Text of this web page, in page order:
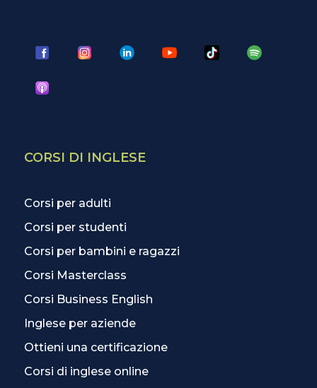
CORSI DI INGLESE
Corsi per adulti
Corsi per studenti
Corsi per bambini e ragazzi
Corsi Masterclass
Corsi Business English
Inglese per aziende
Ottieni una certificazione
Corsi di inglese online